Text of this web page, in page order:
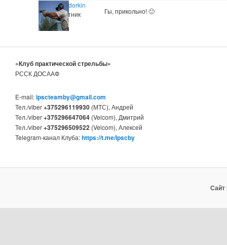
Dmitry Sidorkin
Участник
Гы, прикольно! 🙂
«Клуб практической стрельбы»
РССК ДОСААФ
E-mail:ipscteamby@gmail.com
Тел./viber+375296119930 (МТС), Андрей
Тел./viber+375296647064 (Velcom), Дмитрий
Тел./viber+375296509522 (Velcom), Алексей
Telegram-канал Клуба:https://t.me/ipscby
Сайт